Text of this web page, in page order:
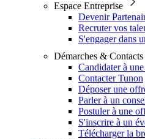
Espace Entreprise
Devenir
Recruter vos
S'engager dans
Démarches & Contacts
Candidater à
Contacter Tunon
Déposer une
Parler à un
Postuler à une
S'inscrire à un
Télécharger la